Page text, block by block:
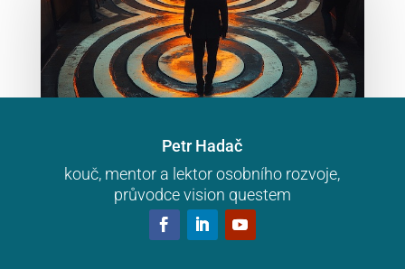
Komunikace a ochrana hranic – 3. 6.
Zní to jasně — ale v praxi naráží na něco
Petr Hadač
kouč, mentor a lektor osobního rozvoje,
průvodce vision questem